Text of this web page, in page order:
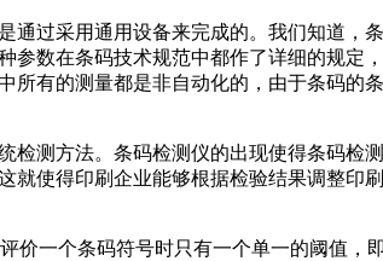
通过采用通用设备来完成的。我们知道，
参数在条码技术规范中都作了详细的规定
所有的测量都是非自动化的，由于条码的
测方法。条码检测仪的出现使得条码检
使得印刷企业能够根据检验结果调整印
价一个条码符号时只有一个单一的阈值，